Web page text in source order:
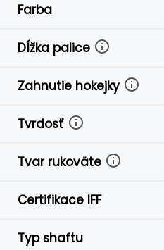
Farba
Dĺžka palice
Zahnutie hokejky
Tvrdosť
Tvar rukoväte
Certifikace IFF
Typ shaftu